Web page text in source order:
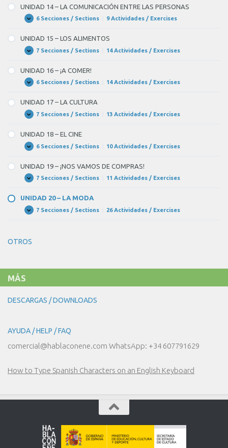
–
PRENSA,
RADIO
Y
UNIDAD 14 – LA COMUNICACIÓN ENTRE LAS PERSONAS
Expandir
UNIDAD
–
LA
COMUNICACIÓN
ENTRE
PERSONAS
6 Secciones / Sections 9 Actividades / Exercises
UNIDAD 15 – LOS ALIMENTOS
Expandir
UNIDAD
–
LOS
ALIMENTOS
7 Secciones / Sections 14 Actividades / Exercises
UNIDAD 16 – ¡A COMER!
Expandir
UNIDAD
–
¡A
COMER!
6 Secciones / Sections 14 Actividades / Exercises
UNIDAD 17 – LA CULTURA
Expandir
UNIDAD
–
LA
CULTURA
7 Secciones / Sections 13 Actividades / Exercises
UNIDAD 18 – EL CINE
Expandir
UNIDAD
–
EL
CINE
6 Secciones / Sections 10 Actividades / Exercises
UNIDAD 19 – ¡NOS VAMOS DE COMPRAS!
Expandir
UNIDAD
–
¡NOS
VAMOS
DE
7 Secciones / Sections 11 Actividades / Exercises
UNIDAD 20 – LA MODA
Expandir
UNIDAD
MODA
7 Secciones / Sections 26 Actividades / Exercises
OTROS
MÁS
DESCARGAS / DOWNLOADS
AYUDA / HELP / FAQ
comercial@hablaconene.com WhatsApp: +34 607791629
How to Type Spanish Characters on an English Keyboard